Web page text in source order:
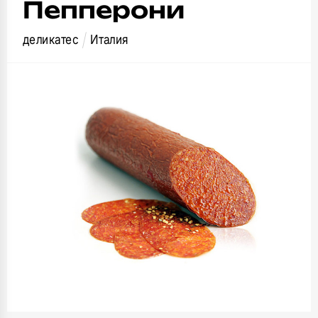
Пепперони
деликатес Италия